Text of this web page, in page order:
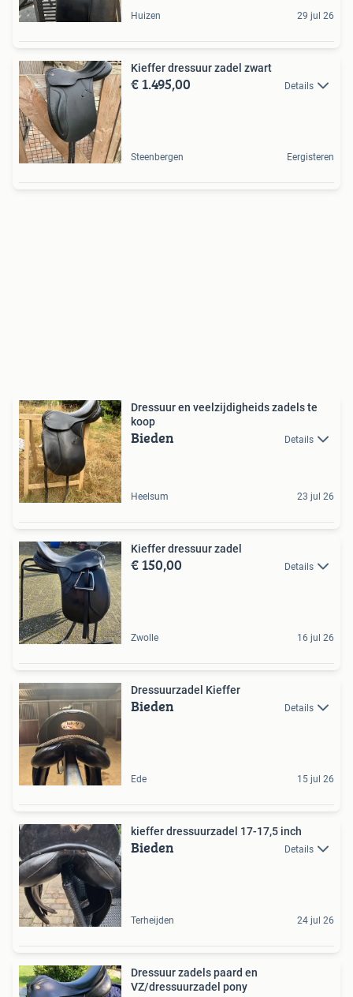
Huizen 29 jul 26
Kieffer dressuur zadel zwart
€ 1.495,00 Details
Steenbergen Eergisteren
Dressuur en veelzijdigheids zadels te
koop
Bieden Details
Heelsum 23 jul 26
Kieffer dressuur zadel
€ 150,00 Details
Zwolle 16 jul 26
Dressuurzadel Kieffer
Bieden Details
Ede 15 jul 26
kieffer dressuurzadel 17-17,5 inch
Bieden Details
Terheijden 24 jul 26
Dressuur zadels paard en
VZ/dressuurzadel pony